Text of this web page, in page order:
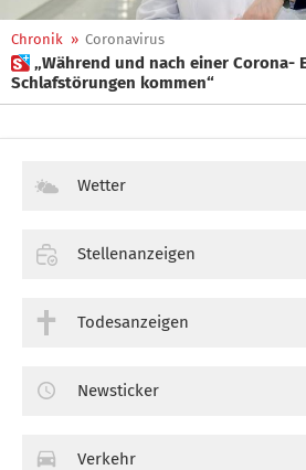
Chronik » Coronavirus
 „Während und nach einer Corona- Erkrankung kann es zu
Schlafstörungen kommen“
Wetter
Stellenanzeigen
Todesanzeigen
Newsticker
Verkehr